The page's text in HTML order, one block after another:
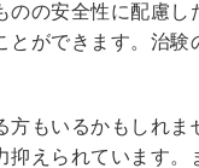
のの安全性に配慮
とができます。治
方もいるかもしれ
抑えられています